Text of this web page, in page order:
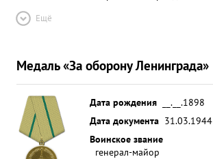
Ещё
Медаль «За оборону Ленинграда»
Дата рождения
__.__.1898
Дата документа 31.03.1944
Воинское звание
генерал-майор